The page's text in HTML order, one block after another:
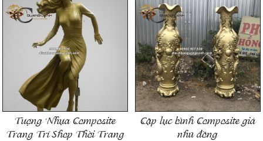
Tượng Nhựa Composite
Trang Trí Shop Thời Trang
Cặp lục bình Composite giả
nhũ đồng